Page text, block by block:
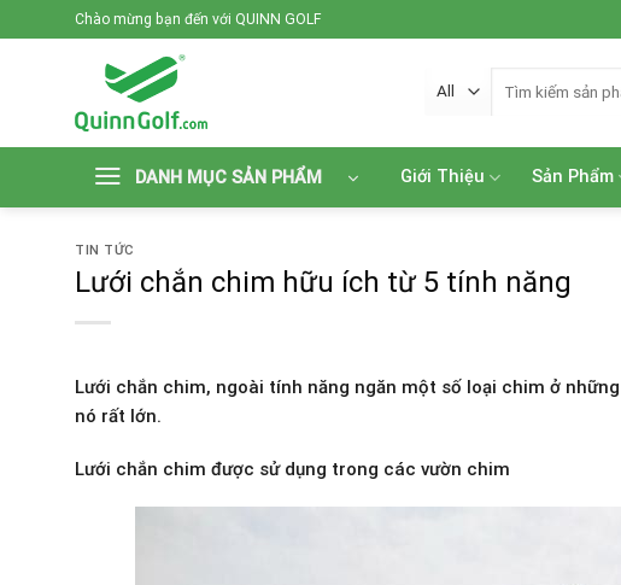
to
Chào mừng bạn đến với QUINN GOLF
DANH MỤC SẢN PHẨM Giới Thiệu Sản Phẩm
TIN TỨC
Lưới chắn chim hữu ích từ 5 tính năng
Lưới chắn chim, ngoài tính năng ngăn một số loại chim ở
nó rất lớn.
Lưới chắn chim được sử dụng trong các vườn chim